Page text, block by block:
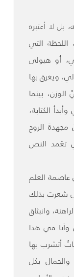
لا أعتبره
التي
أو هيولى
ويغرق بها
بينما
الكتابة،
الروح
النص
العلم
شعرت بذلك
وانبثاق
في هذا
أتشرب بها
بكل